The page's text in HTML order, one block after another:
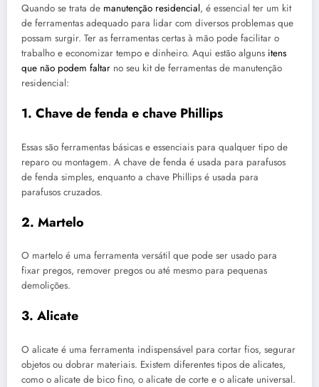
Quando se trata de manutenção residencial, é essencial ter um kit
de ferramentas adequado para lidar com diversos problemas que
possam surgir. Ter as ferramentas certas à mão pode facilitar o
trabalho e economizar tempo e dinheiro. Aqui estão alguns itens
que não podem faltar no seu kit de ferramentas de manutenção
residencial:
1. Chave de fenda e chave Phillips
Essas são ferramentas básicas e essenciais para qualquer tipo de
reparo ou montagem. A chave de fenda é usada para parafusos
de fenda simples, enquanto a chave Phillips é usada para
parafusos cruzados.
2. Martelo
O martelo é uma ferramenta versátil que pode ser usado para
fixar pregos, remover pregos ou até mesmo para pequenas
demolições.
3. Alicate
O alicate é uma ferramenta indispensável para cortar fios, segurar
objetos ou dobrar materiais. Existem diferentes tipos de alicates,
como o alicate de bico fino, o alicate de corte e o alicate universal.